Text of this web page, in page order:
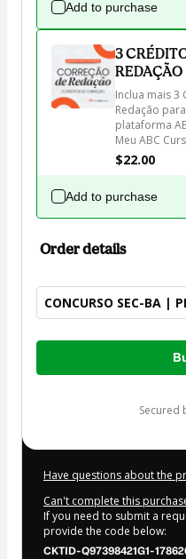
Add to purchase
3
REDAÇÃO
Inclua mais 3
Redação
plataforma
Meu ABC
$22.00
Add to purchase
Order details
CONCURSO SEC-BA |
Total
$54.00
secured
Have questions about the
Can't complete this
If you need to submit a
provide the code below:
CKTID-Q97398421G1-